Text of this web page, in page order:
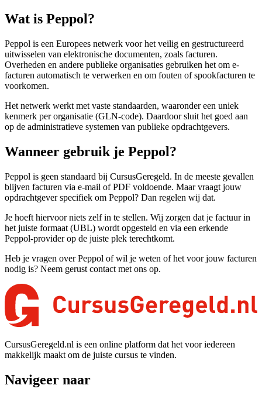
Wat is Peppol?
Peppol is een Europees netwerk voor het veilig en gestructureerd
uitwisselen van elektronische documenten, zoals facturen.
Overheden en andere publieke organisaties gebruiken het om e-
facturen automatisch te verwerken en om fouten of spookfacturen te
voorkomen.
Het netwerk werkt met vaste standaarden, waaronder een uniek
kenmerk per organisatie (GLN-code). Daardoor sluit het goed aan
op de administratieve systemen van publieke opdrachtgevers.
Wanneer gebruik je Peppol?
Peppol is geen standaard bij CursusGeregeld. In de meeste gevallen
blijven facturen via e-mail of PDF voldoende. Maar vraagt jouw
opdrachtgever specifiek om Peppol? Dan regelen wij dat.
Je hoeft hiervoor niets zelf in te stellen. Wij zorgen dat je factuur in
het juiste formaat (UBL) wordt opgesteld en via een erkende
Peppol-provider op de juiste plek terechtkomt.
Heb je vragen over Peppol of wil je weten of het voor jouw facturen
nodig is? Neem gerust contact met ons op.
CursusGeregeld.nl is een online platform dat het voor iedereen
makkelijk maakt om de juiste cursus te vinden.
Navigeer naar